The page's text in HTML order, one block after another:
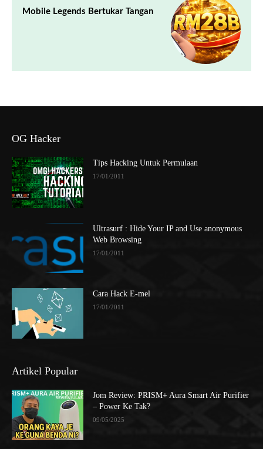
Mobile Legends Bertukar Tangan
OG Hacker
Tips Hacking Untuk Permulaan
17/01/2011
Ultrasurf : Hide Your IP and Use anonymous
Web Browsing
17/01/2011
Cara Hack E-mel
17/01/2011
Artikel Popular
Jom Review: PRISM+ Aura Smart Air Purifier
– Power Ke Tak?
09/05/2025